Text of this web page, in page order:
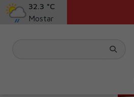
32.3 °C
Mostar